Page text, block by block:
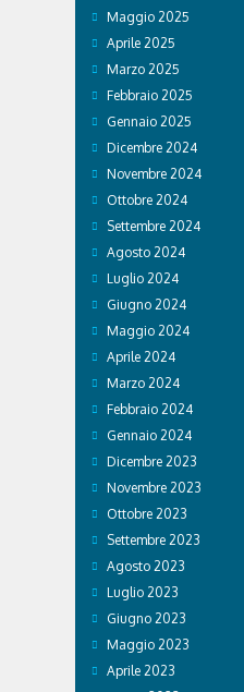
Maggio 2025
Aprile 2025
Marzo 2025
Febbraio 2025
Gennaio 2025
Dicembre 2024
Novembre 2024
Ottobre 2024
Settembre 2024
Agosto 2024
Luglio 2024
Giugno 2024
Maggio 2024
Aprile 2024
Marzo 2024
Febbraio 2024
Gennaio 2024
Dicembre 2023
Novembre 2023
Ottobre 2023
Settembre 2023
Agosto 2023
Luglio 2023
Giugno 2023
Maggio 2023
Aprile 2023